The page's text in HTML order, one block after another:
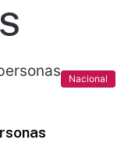
Nacional